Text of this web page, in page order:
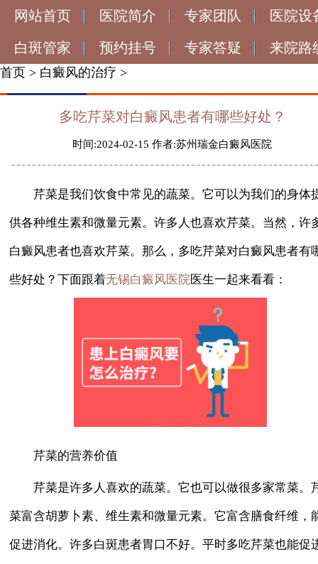
网站首页 医院简介 专家团队 医院设
白斑管家 预约挂号 专家答疑 来院路
首页 > 白癜风的治疗 >
多吃芹菜对白癜风患者有哪些好处？
时间:2024-02-15 作者:苏州瑞金白癜风医院
芹菜是我们饮食中常见的蔬菜。它可以为我们的身体
供各种维生素和微量元素。许多人也喜欢芹菜。当然，许
白癜风患者也喜欢芹菜。那么，多吃芹菜对白癜风患者有
些好处？下面跟着无锡白癜风医院医生一起来看看：
芹菜的营养价值
芹菜是许多人喜欢的蔬菜。它也可以做很多家常菜。
菜富含胡萝卜素、维生素和微量元素。它富含膳食纤维，
促进消化。许多白斑患者胃口不好。平时多吃芹菜也能促